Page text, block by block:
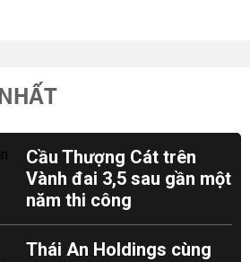
Cầu Thượng Cát trên
Vành đai 3,5 sau gần một
năm thi công
Thái An Holdings cùng